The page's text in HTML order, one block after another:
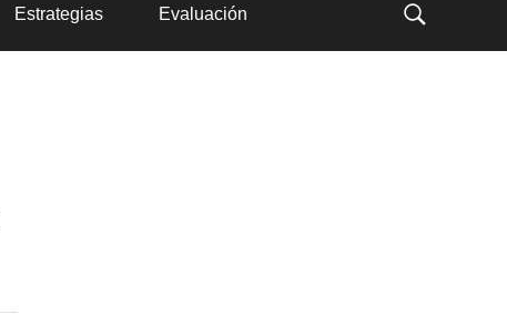
Estrategias Evaluación